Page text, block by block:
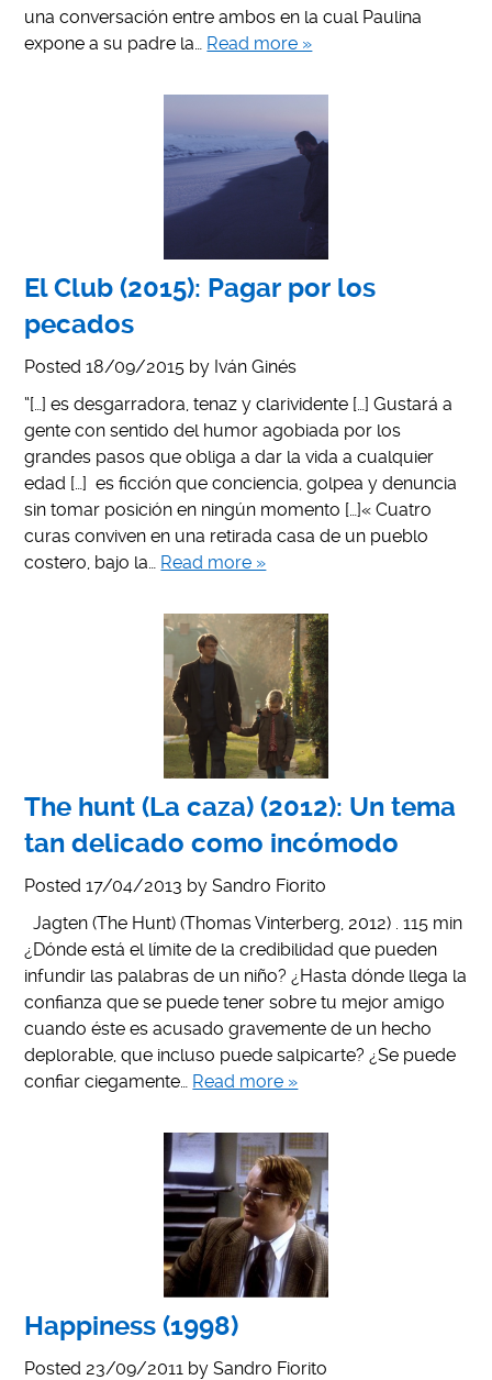
una conversación entre ambos en la cual Paulina
expone a su padre la… Read more »
El Club (2015): Pagar por los
pecados
Posted18/09/2015 by Iván Ginés
“[…] es desgarradora, tenaz y clarividente […] Gustará a
gente con sentido del humor agobiada por los
grandes pasos que obliga a dar la vida a cualquier
edad […] es ficción que conciencia, golpea y denuncia
sin tomar posición en ningún momento […]« Cuatro
curas conviven en una retirada casa de un pueblo
costero, bajo la… Read more »
The hunt (La caza) (2012): Un tema
tan delicado como incómodo
Posted17/04/2013 bySandro Fiorito
Jagten (The Hunt) (Thomas Vinterberg, 2012) . 115 min
¿Dónde está el límite de la credibilidad que pueden
infundir las palabras de un niño? ¿Hasta dónde llega la
confianza que se puede tener sobre tu mejor amigo
cuando éste es acusado gravemente de un hecho
deplorable, que incluso puede salpicarte? ¿Se puede
confiar ciegamente… Read more »
Happiness (1998)
Posted 23/09/2011 bySandro Fiorito